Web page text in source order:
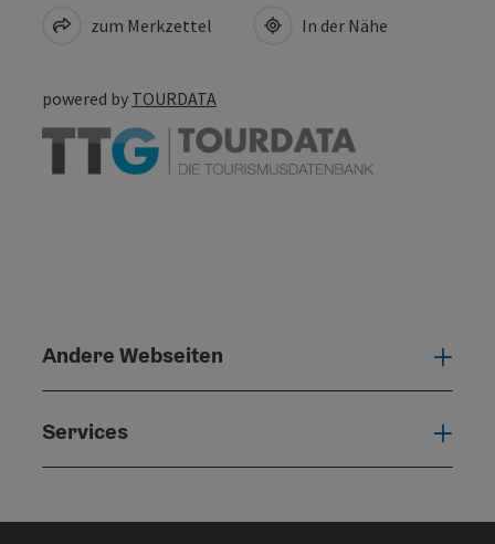
zum Merkzettel In der Nähe
powered by TOURDATA
Andere Webseiten
Services